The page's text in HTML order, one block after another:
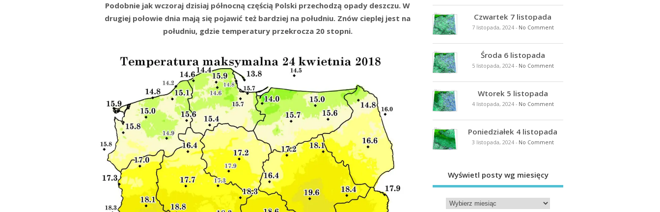
Podobnie jak wczoraj dzisiaj północną częścią Polski przechodzą opady deszczu. W
drugiej połowie dnia mają się pojawić też bardziej na południu. Znów cieplej jest na
południu, gdzie temperatury przekrocza 20 stopni.
Czwartek 7 listopada
7 listopada, 2024- No Comment
Środa 6 listopada
5 listopada, 2024- No Comment
Wtorek 5 listopada
4 listopada, 2024- No Comment
Poniedziałek 4 listopada
3 listopada, 2024- No Comment
Wyświetl posty wg miesięcy